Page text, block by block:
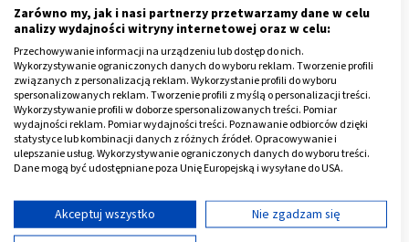
Nie zapominaj o piciu wody
Zarówno my, jak i nasi partnerzy przetwarzamy dane w celu
analizy wydajności witryny internetowej oraz w celu:
Przechowywanie informacji na urządzeniu lub dostęp do nich.
Wykorzystywanie ograniczonych danych do wyboru reklam. Tworzenie profili
związanych z personalizacją reklam. Wykorzystanie profili do wyboru
spersonalizowanych reklam. Tworzenie profili z myślą o personalizacji treści.
Wykorzystywanie profili w doborze spersonalizowanych treści. Pomiar
wydajności reklam. Pomiar wydajności treści. Poznawanie odbiorców dzięki
statystyce lub kombinacji danych z różnych źródeł. Opracowywanie i
ulepszanie usług. Wykorzystywanie ograniczonych danych do wyboru treści.
Dane mogą być udostępniane poza Unię Europejską i wysyłane do USA.
Wyświetl listę partnerów (11 dostawców IAB)
Używamy Twoich danych w następujących celach:
Akceptuj wszystko
Nie zgadzam się